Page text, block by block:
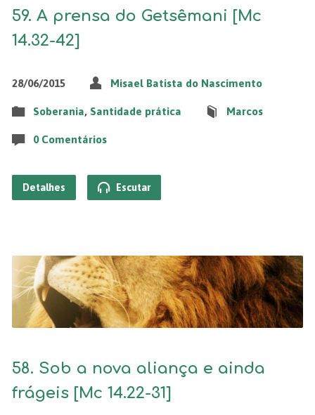
59. A prensa do Getsêmani [Mc
14.32-42]
28/06/2015 Misael Batista do Nascimento
Soberania, Santidade prática Marcos
0 Comentários
Detalhes Escutar
58. Sob a nova aliança e ainda
frágeis [Mc 14.22-31]